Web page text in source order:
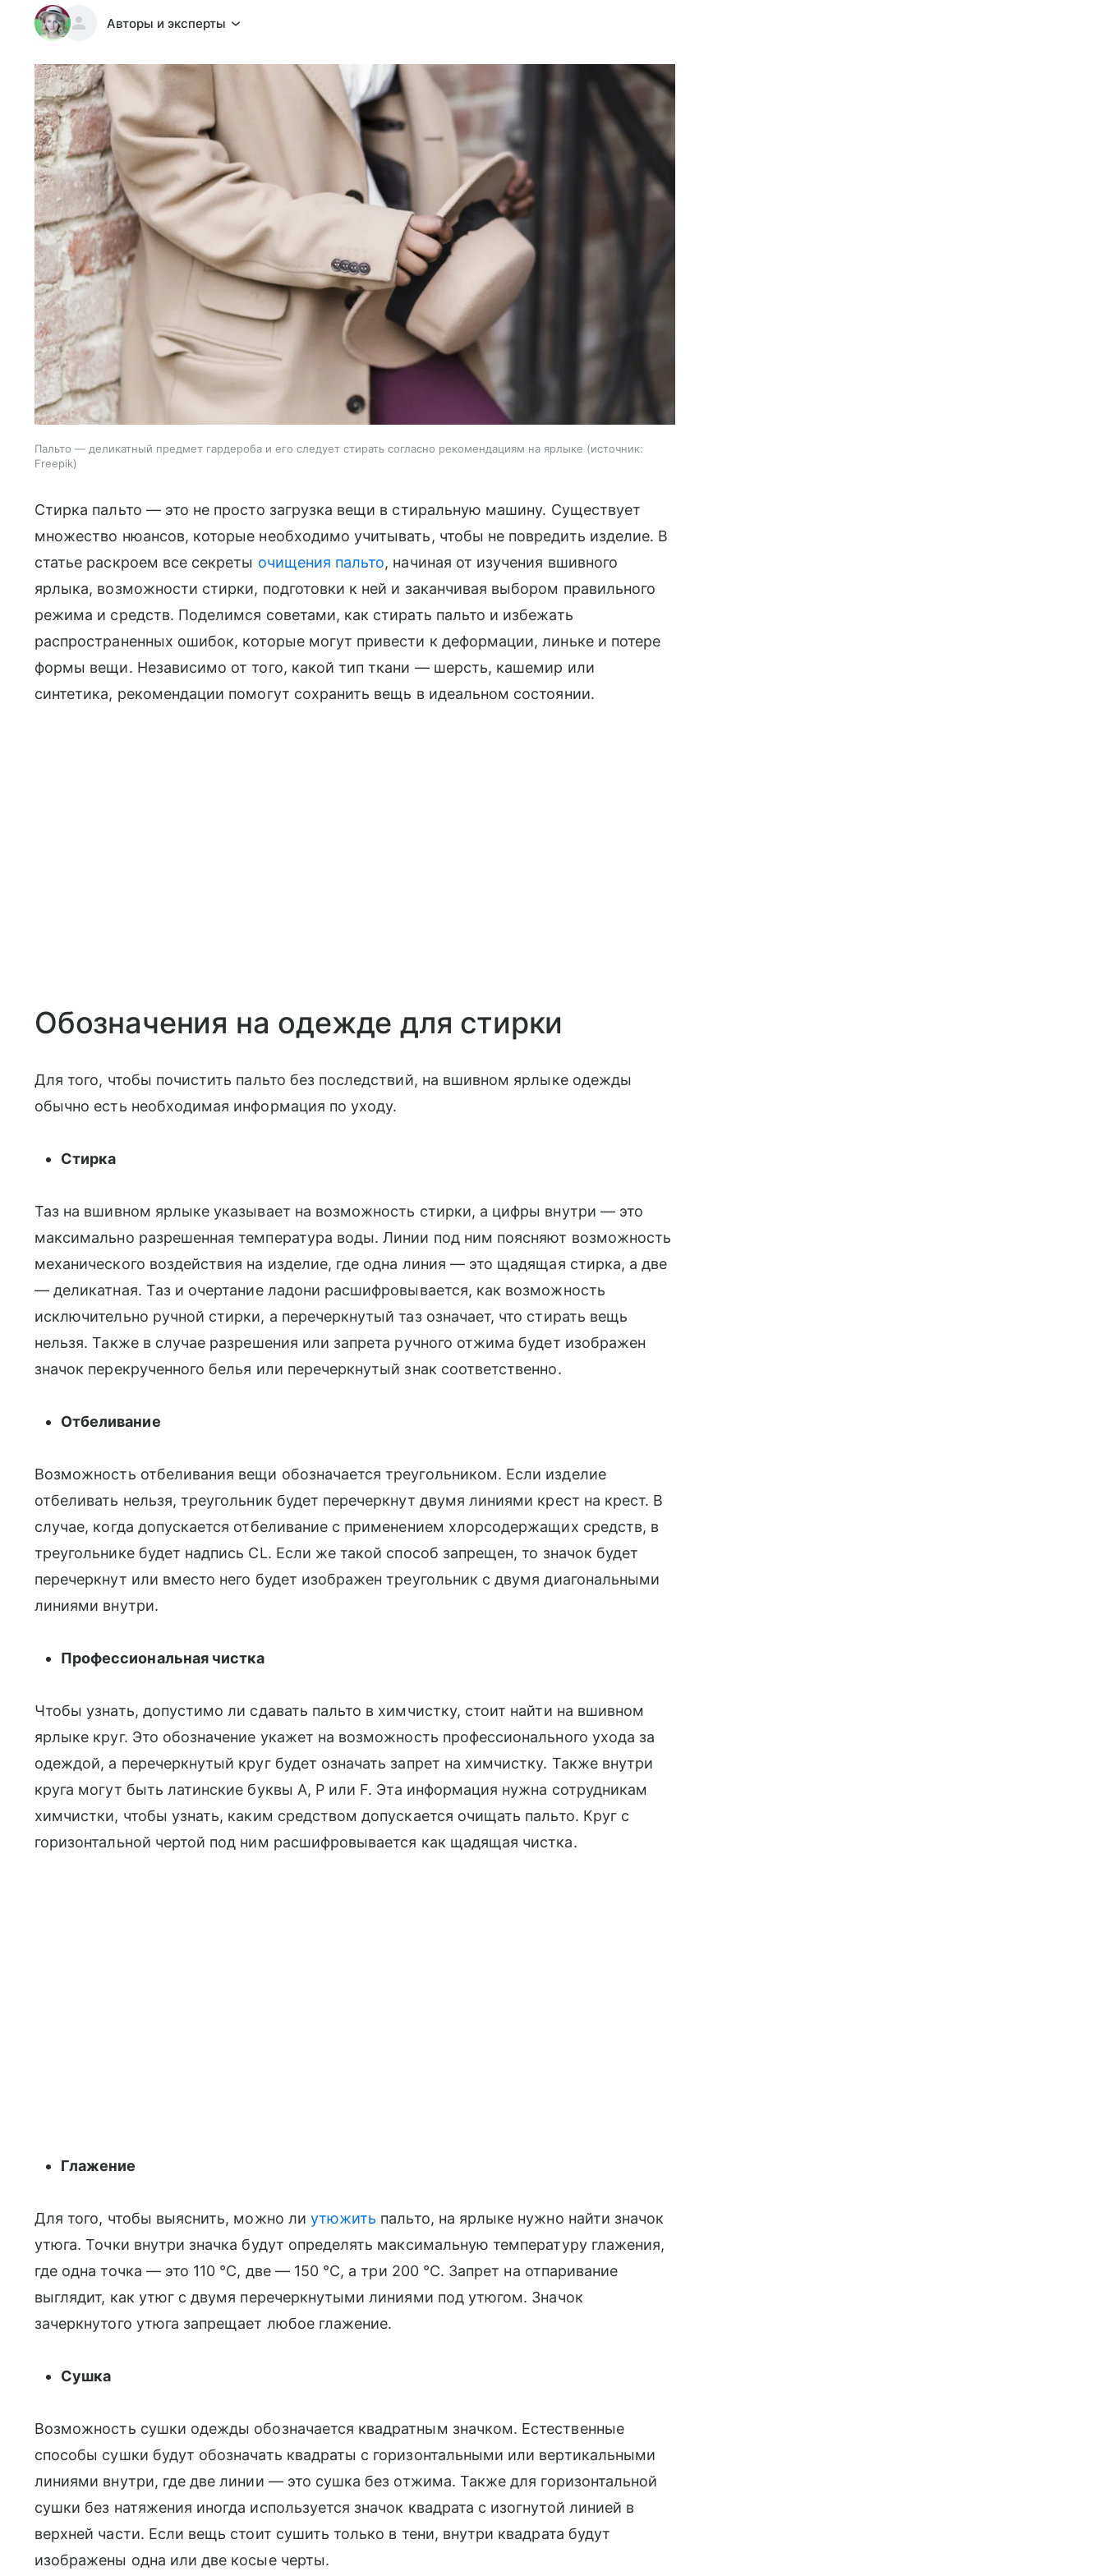
Авторы и эксперты
Пальто — деликатный предмет гардероба и его следует стирать согласно рекомендациям на ярлыке
источник:
Freepik
Стирка пальто — это не просто загрузка вещи в стиральную машину. Существует
множество нюансов, которые необходимо учитывать, чтобы не повредить изделие. В
статье раскроем все секреты очищения пальто, начиная от изучения вшивного
ярлыка, возможности стирки, подготовки к ней и заканчивая выбором правильного
режима и средств. Поделимся советами, как стирать пальто и избежать
распространенных ошибок, которые могут привести к деформации, линьке и потере
формы вещи. Независимо от того, какой тип ткани — шерсть, кашемир или
синтетика, рекомендации помогут сохранить вещь в идеальном состоянии.
Обозначения на одежде для стирки
Для того, чтобы почистить пальто без последствий, на вшивном ярлыке одежды
обычно есть необходимая информация по уходу.
Стирка
Таз на вшивном ярлыке указывает на возможность стирки, а цифры внутри — это
максимально разрешенная температура воды. Линии под ним поясняют возможность
механического воздействия на изделие, где одна линия — это щадящая стирка, а две
— деликатная. Таз и очертание ладони расшифровывается, как возможность
исключительно ручной стирки, а перечеркнутый таз означает, что стирать вещь
нельзя. Также в случае разрешения или запрета ручного отжима будет изображен
значок перекрученного белья или перечеркнутый знак соответственно.
Отбеливание
Возможность отбеливания вещи обозначается треугольником. Если изделие
отбеливать нельзя, треугольник будет перечеркнут двумя линиями крест на крест. В
случае, когда допускается отбеливание с применением хлорсодержащих средств, в
треугольнике будет надпись CL. Если же такой способ запрещен, то значок будет
перечеркнут или вместо него будет изображен треугольник с двумя диагональными
линиями внутри.
Профессиональная чистка
Чтобы узнать, допустимо ли сдавать пальто в химчистку, стоит найти на вшивном
ярлыке круг. Это обозначение укажет на возможность профессионального ухода за
одеждой, а перечеркнутый круг будет означать запрет на химчистку. Также внутри
круга могут быть латинские буквы A, P или F. Эта информация нужна сотрудникам
химчистки, чтобы узнать, каким средством допускается очищать пальто. Круг с
горизонтальной чертой под ним расшифровывается как щадящая чистка.
Глажение
Для того, чтобы выяснить, можно ли утюжить пальто, на ярлыке нужно найти значок
утюга. Точки внутри значка будут определять максимальную температуру глажения,
где одна точка — это 110 °С, две — 150 °С, а три 200 °С. Запрет на отпаривание
выглядит, как утюг с двумя перечеркнутыми линиями под утюгом. Значок
зачеркнутого утюга запрещает любое глажение.
Сушка
Возможность сушки одежды обозначается квадратным значком. Естественные
способы сушки будут обозначать квадраты с горизонтальными или вертикальными
линиями внутри, где две линии — это сушка без отжима. Также для горизонтальной
сушки без натяжения иногда используется значок квадрата с изогнутой линией в
верхней части. Если вещь стоит сушить только в тени, внутри квадрата будут
изображены одна или две косые черты.